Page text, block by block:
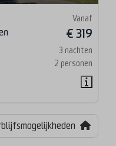
Vanaf
€ 319
3 nachten
2 personen